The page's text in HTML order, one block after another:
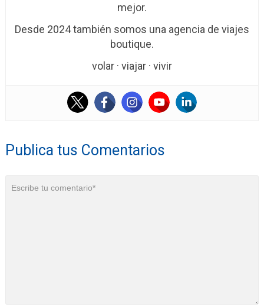
mejor.
Desde 2024 también somos una agencia de viajes
boutique.
volar · viajar · vivir
Publica tus Comentarios